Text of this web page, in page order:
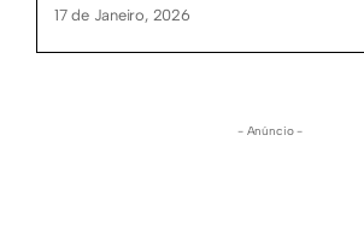
17 de Janeiro, 2026
- Anúncio -